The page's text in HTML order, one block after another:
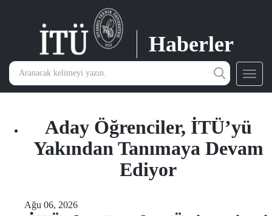
Haberler
Aday Öğrenciler, İTÜ’yü
Yakından Tanımaya Devam
Ediyor
Ağu 06, 2026